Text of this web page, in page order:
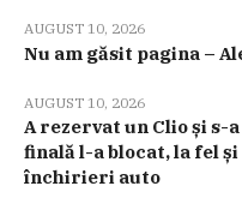
AUGUST 10, 2026
Nu am găsit pagina –
AUGUST 10, 2026
A rezervat un Clio și s-
finală l-a blocat, la fel
închirieri auto